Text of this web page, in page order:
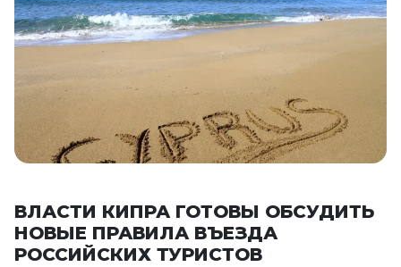
ВЛАСТИ КИПРА ГОТОВЫ ОБСУДИТЬ
НОВЫЕ ПРАВИЛА ВЪЕЗДА
РОССИЙСКИХ ТУРИСТОВ